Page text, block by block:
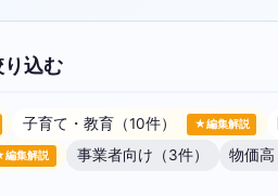
込む
子育て・教育（10件） ★編集解説
集解説 事業者向け（3件） 物価高